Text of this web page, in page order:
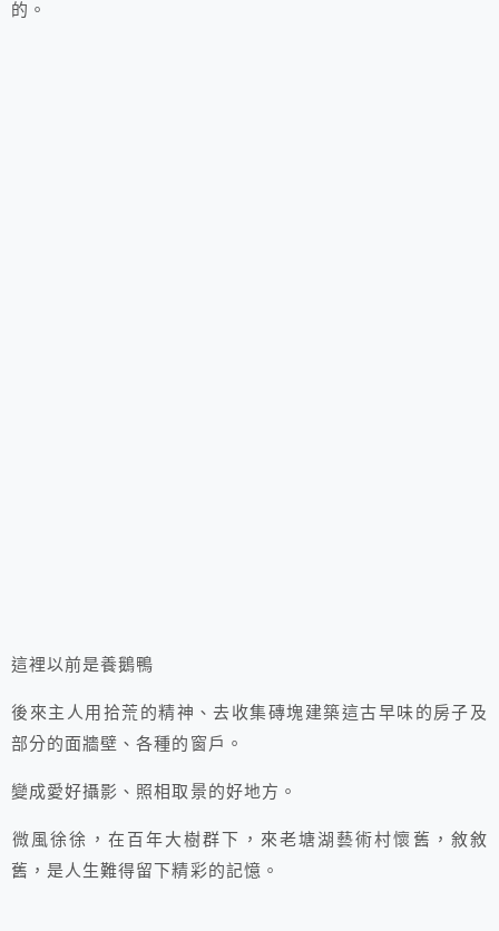
的。
這裡以前是養鵝鴨
後來主人用拾荒的精神、去收集磚塊建築這古早味的房子及
部分的面牆壁、各種的窗戶。
變成愛好攝影、照相取景的好地方。
微風徐徐，在百年大樹群下，來老塘湖藝術村懷舊，敘敘
舊，是人生難得留下精彩的記憶。